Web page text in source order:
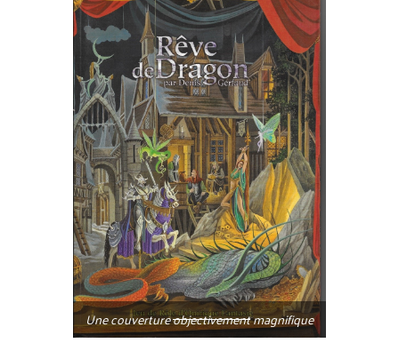
Une couvertureobjectivementmagnifique